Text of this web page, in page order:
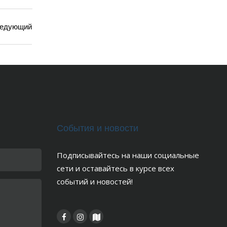
События и новости
Подписывайтесь на наши социальные
сети и оставайтесь в курсе всех
событий и новостей!